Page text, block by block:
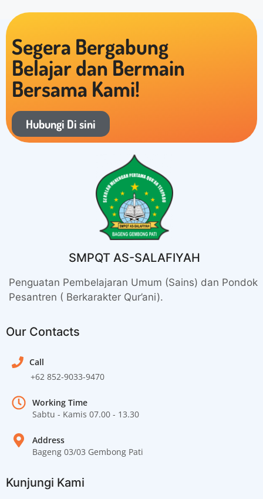
Segera Bergabung
Belajar dan Bermain
Bersama Kami!
Hubungi Di sini
SMPQT AS-SALAFIYAH
Penguatan Pembelajaran Umum (Sains) dan Pondok
Pesantren ( Berkarakter Qur’ani).
Our Contacts
Call
+62 852-9033-9470
Working Time
Sabtu - Kamis 07.00 - 13.30
Address
Bageng 03/03 Gembong Pati
Kunjungi Kami